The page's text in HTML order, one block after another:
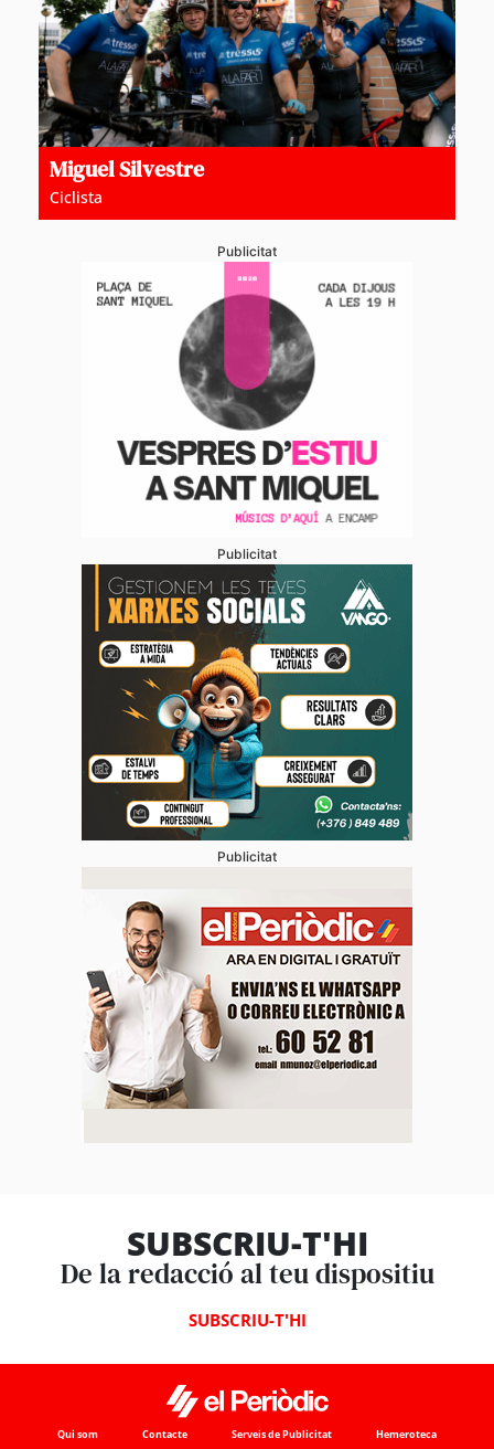
Miguel Silvestre
Ciclista
Publicitat
Publicitat
Publicitat
SUBSCRIU-T'HI
De la redacció al teu dispositiu
SUBSCRIU-T'HI
Qui som Contacte Serveis de Publicitat Hemeroteca